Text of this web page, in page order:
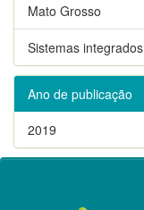
Mato Grosso
Sistemas integrados
Ano de publicação
2019